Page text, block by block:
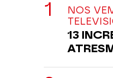
NOS
13